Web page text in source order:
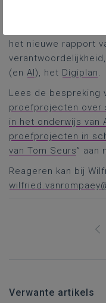
het nieuwe rapport
(en AI), het Digiplan.
Lees de bespreking
proefprojecten over
in het onderwijs van
proefprojecten in
van Tom Seurs” aan
Reageren kan bij
Verwante artikels